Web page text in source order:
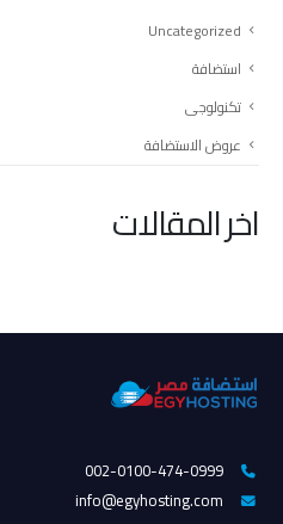
Uncategorized
استضافة
تكنولوجى
عروض الاستضافة
اخر المقالات
002-0100-474-0999
info@egyhosting.com